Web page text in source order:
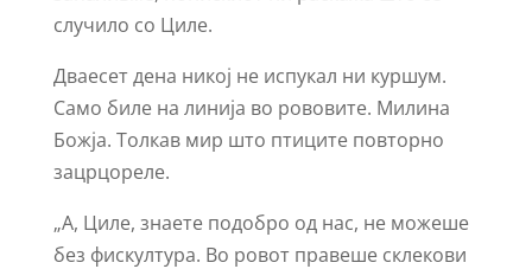
случило со Циле.
Дваесет дена никој не испукал ни куршум.
Само биле на линија во рововите. Милина
Божја. Толкав мир што птиците повторно
зацрцореле.
„А, Циле, знаете подобро од нас, не можеше
без фискултура. Во ровот правеше склекови